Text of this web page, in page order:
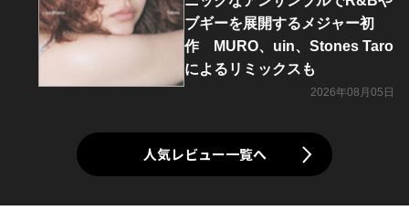
ブギーを展開するメジャー初
作 MURO、uin、Stones Taro
によるリミックスも
2026年08月05日
人気レビュー一覧へ